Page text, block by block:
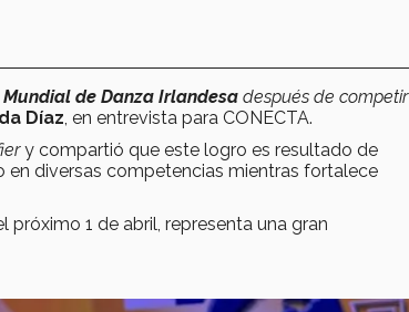
de Danza Irlandesa después de competir
Díaz , en entrevista para CONECTA.
y compartió que este logro es resultado de
en diversas competencias mientras fortalece
próximo 1 de abril, representa una gran